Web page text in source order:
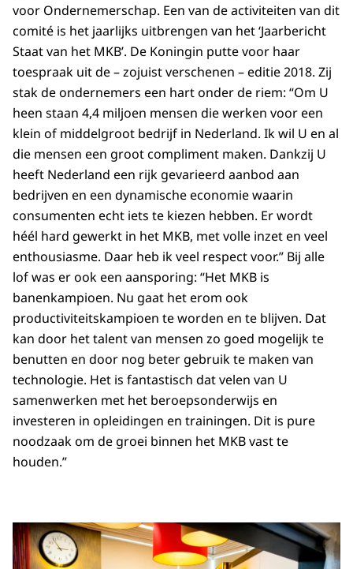
voor Ondernemerschap. Een van de activiteiten van dit
comité is het jaarlijks uitbrengen van het ‘Jaarbericht
Staat van het MKB’. De Koningin putte voor haar
toespraak uit de – zojuist verschenen – editie 2018. Zij
stak de ondernemers een hart onder de riem: “Om U
heen staan 4,4 miljoen mensen die werken voor een
klein of middelgroot bedrijf in Nederland. Ik wil U en al
die mensen een groot compliment maken. Dankzij U
heeft Nederland een rijk gevarieerd aanbod aan
bedrijven en een dynamische economie waarin
consumenten echt iets te kiezen hebben. Er wordt
héél hard gewerkt in het MKB, met volle inzet en veel
enthousiasme. Daar heb ik veel respect voor.” Bij alle
lof was er ook een aansporing: “Het MKB is
banenkampioen. Nu gaat het erom ook
productiviteitskampioen te worden en te blijven. Dat
kan door het talent van mensen zo goed mogelijk te
benutten en door nog beter gebruik te maken van
technologie. Het is fantastisch dat velen van U
samenwerken met het beroepsonderwijs en
investeren in opleidingen en trainingen. Dit is pure
noodzaak om de groei binnen het MKB vast te
houden.”